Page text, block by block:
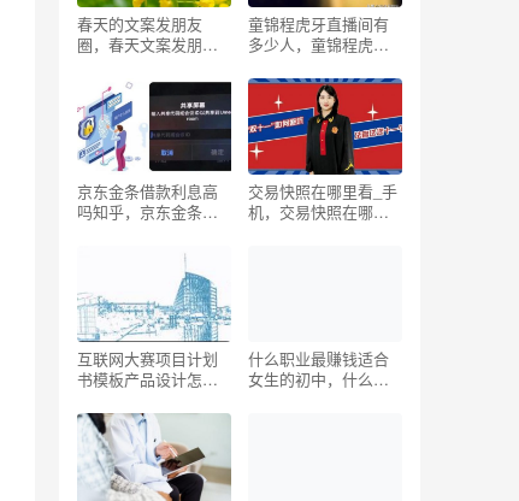
春天的文案发朋友
圈，春天文案发朋友
童锦程虎牙直播间有
多少人，童锦程虎牙
京东金条借款利息高
吗知乎，京东金条借
交易快照在哪里看_手
机，交易快照在哪里
互联网大赛项目计划
书模板产品设计怎么
计划书模板网盘？
什么职业最赚钱适合
女生的初中，什么职